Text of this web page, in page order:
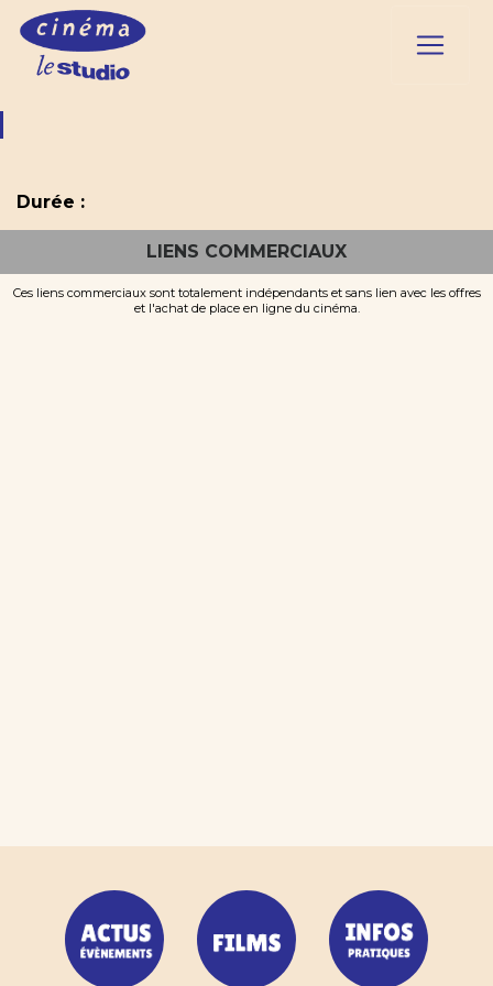
Durée :
LIENS COMMERCIAUX
Ces liens commerciaux sont totalement indépendants et sans lien avec les offres
et l'achat de place en ligne du cinéma.